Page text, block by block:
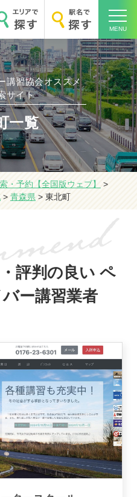
MENU
ム
で探す
探す
め業者
ックス
講習協会オススメ
サイト
一覧
・予約【全国版ウェブ】
>
> 青森県 > 東北町
評判の良い ペ
ー講習業者